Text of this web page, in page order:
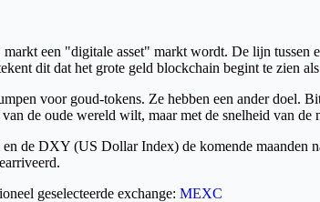
een "digitale asset" markt wordt. De lijn
dit dat het grote geld blockchain begint te zien
voor goud-tokens. Ze hebben een ander doel.
de oude wereld wilt, maar met de snelheid van de
en de DXY (US Dollar Index) de komende
geselecteerde exchange: MEXC